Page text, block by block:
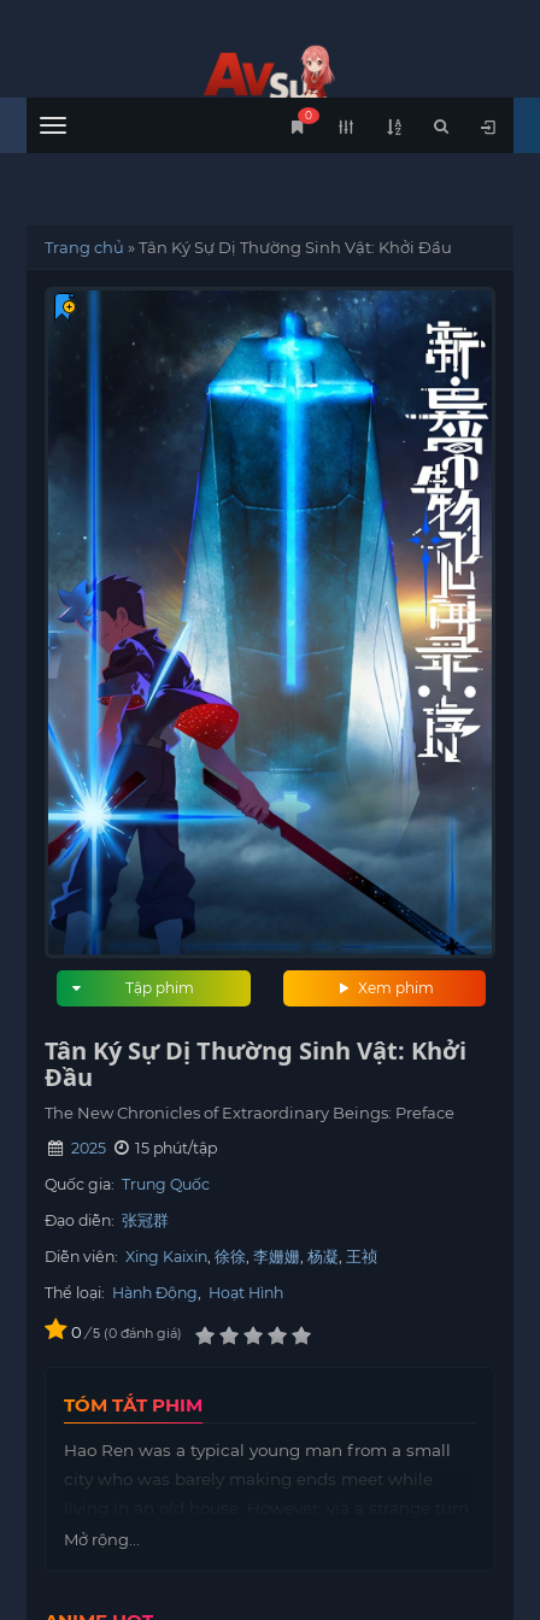
Menu
0
Trang chủ »Tân Ký Sự Dị Thường Sinh Vật: Khởi Đầu
Xem phim
Tập phim
Tân Ký Sự Dị Thường Sinh Vật: Khởi
Đầu
The New Chronicles of Extraordinary Beings: Preface
2025
15 phút/tập
Quốc gia: Trung Quốc
Đạo diễn: 张冠群
Diễn viên: Xing Kaixin 徐徐 李姗姗 杨凝 王祯
Thể loại: Hành Động Hoạt Hình
0 / 5 0 đánh giá
TÓM TẮT PHIM
Hao Ren was a typical young man from a small
city who was barely making ends meet while
of events, he becomes a “universe police officer.”
Mở rộng...